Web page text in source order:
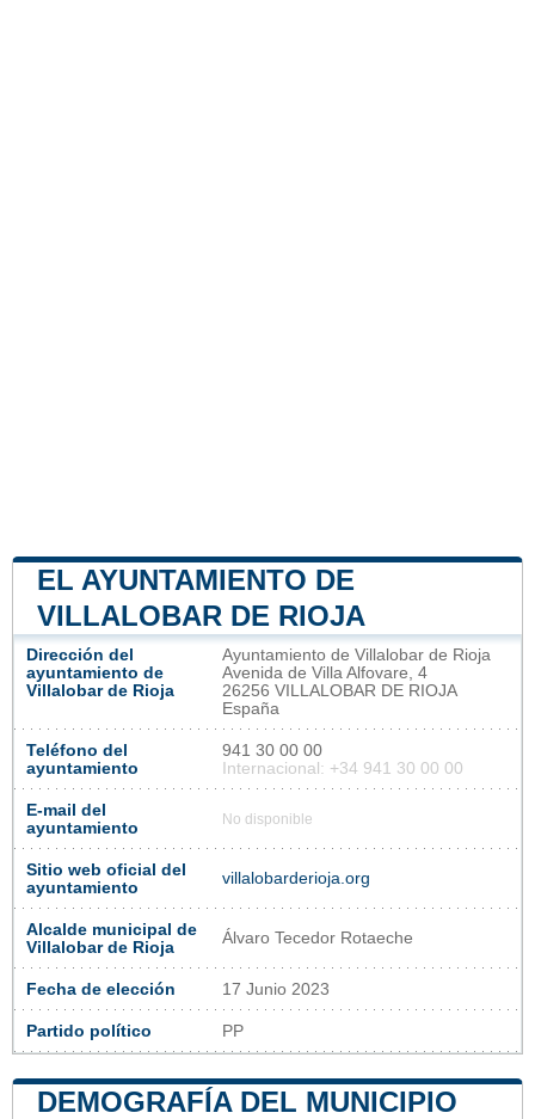
EL AYUNTAMIENTO DE
VILLALOBAR DE RIOJA
Dirección del
ayuntamiento de
Villalobar de Rioja
Ayuntamiento de Villalobar de Rioja
Avenida de Villa Alfovare, 4
26256 VILLALOBAR DE RIOJA
España
Teléfono del
ayuntamiento
941 30 00 00
Internacional: +34 941 30 00 00
E-mail del
ayuntamiento
No disponible
Sitio web oficial del
ayuntamiento
villalobarderioja.org
Alcalde municipal de
Villalobar de Rioja
Álvaro Tecedor Rotaeche
Fecha de elección 17 Junio 2023
Partido político PP
DEMOGRAFÍA DEL MUNICIPIO